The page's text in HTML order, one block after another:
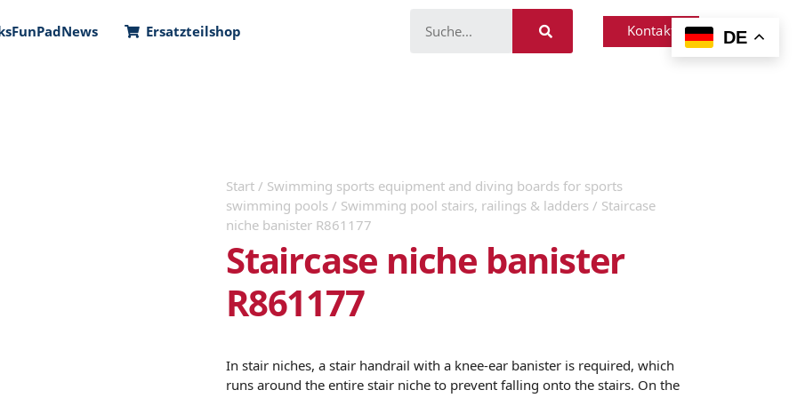
FunPadNews Ersatzteilshop Kontakt
Start / Swimming sports equipment and diving boards for sports
swimming pools / Swimming pool stairs, railings & ladders / Staircase
niche banister R861177
Staircase niche banister
R861177
In stair niches, a stair handrail with a knee-ear banister is required, which
runs around the entire stair niche to prevent falling onto the stairs. On the
DE